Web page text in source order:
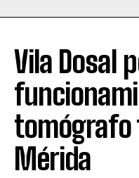
Vila Dosal
tomógrafo
Mérida